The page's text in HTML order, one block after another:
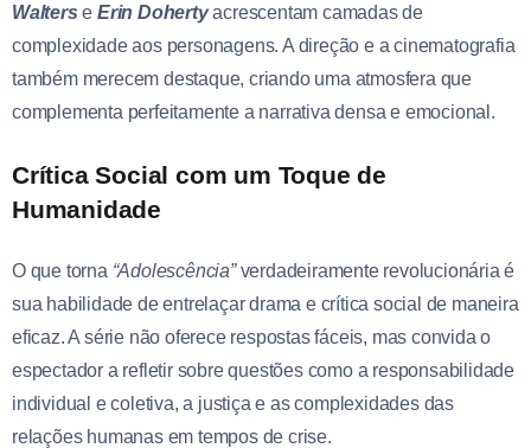
Walters eErin Dohertyacrescentam camadas de
complexidade aos personagens. A direção e a cinematografia
também merecem destaque, criando uma atmosfera que
complementa perfeitamente a narrativa densa e emocional.
Crítica Social com um Toque de
Humanidade
O que torna “Adolescência”verdadeiramente revolucionária é
sua habilidade de entrelaçar drama e crítica social de maneira
eficaz. A série não oferece respostas fáceis, mas convida o
espectador a refletir sobre questões como a responsabilidade
individual e coletiva, a justiça e as complexidades das
relações humanas em tempos de crise.